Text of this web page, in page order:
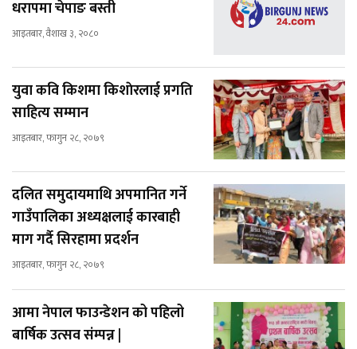
धरापमा चेपाङ बस्ती
आइतबार, वैशाख ३, २०८०
युवा कवि किशमा किशाेरलाई प्रगति
साहित्य सम्मान
आइतबार, फागुन २८, २०७९
दलित समुदायमाथि अपमानित गर्ने
गाउँपालिका अध्यक्षलाई कारबाही
माग गर्दै सिरहामा प्रदर्शन
आइतबार, फागुन २८, २०७९
आमा नेपाल फाउन्डेशन को पहिलो
बार्षिक उत्सव संम्पन्न |